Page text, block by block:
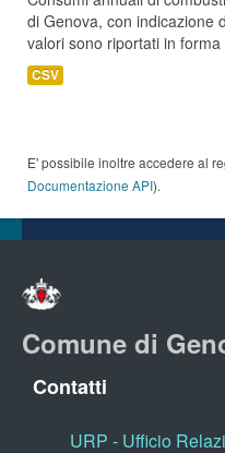
di Genova, con indicazione
valori sono riportati in
CSV
E' possibile inoltre accedere al
Documentazione API).
Comune di
Contatti
URP - Ufficio